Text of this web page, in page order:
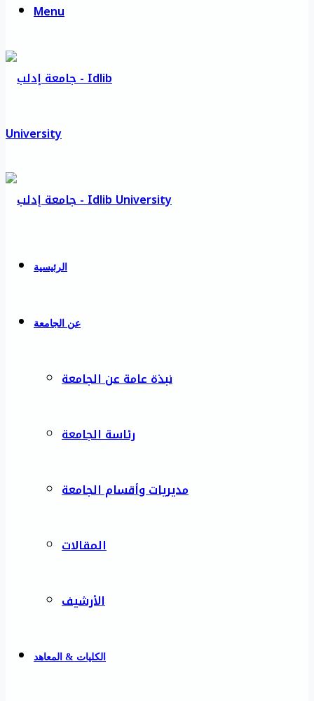
Menu
الرئيسية
عن الجامعة
نبذة عامة عن الجامعة
رئاسة الجامعة
مديريات وأقسام الجامعة
المقالات
الأرشيف
الكليات & المعاهد